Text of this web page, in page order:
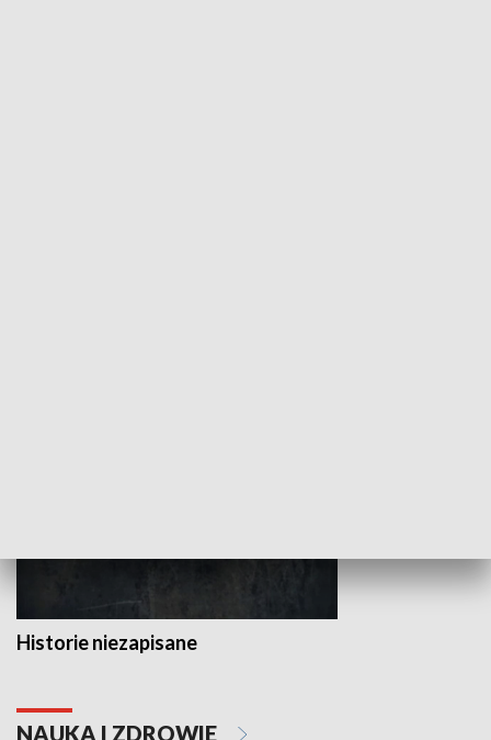
Historie niezapisane
NAUKA I ZDROWIE